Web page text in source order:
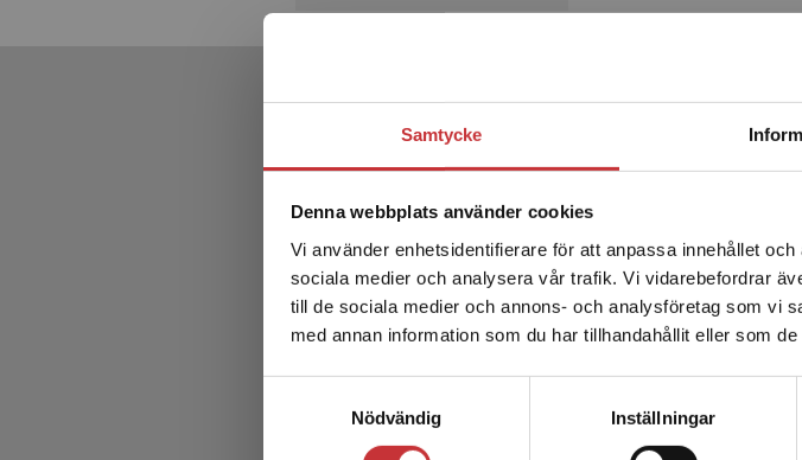
Samtycke
Denna webbplats använder cookies
Vi använder enhetsidentifierare för att anpassa innehållet
sociala medier och analysera vår trafik. Vi vidarebefordrar
till de sociala medier och annons- och analysföretag som vi
med annan information som du har tillhandahållit eller som
Nödvändig
Inställningar
Begränsad
Det verkar som att du
enhet utanför Sverige. Vi
Sverige. För att kunna
leveransadressen vara i